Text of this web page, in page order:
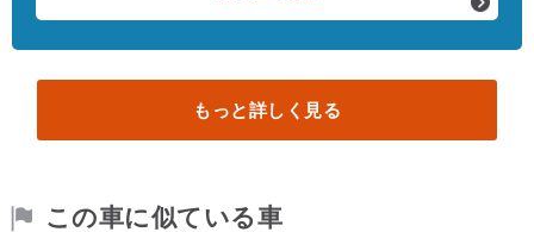
もっと詳しく見る
この車に似ている車